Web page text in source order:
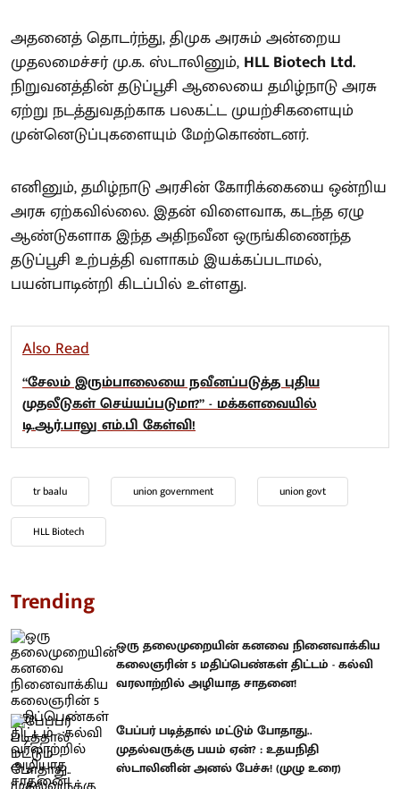
அதனைத் தொடர்ந்து, திமுக அரசும் அன்றைய
முதலமைச்சர் மு.க. ஸ்டாலினும், HLL Biotech Ltd.
நிறுவனத்தின் தடுப்பூசி ஆலையை தமிழ்நாடு அரசு
ஏற்று நடத்துவதற்காக பலகட்ட முயற்சிகளையும்
முன்னெடுப்புகளையும் மேற்கொண்டனர்.
எனினும், தமிழ்நாடு அரசின் கோரிக்கையை ஒன்றிய
அரசு ஏற்கவில்லை. இதன் விளைவாக, கடந்த ஏழு
ஆண்டுகளாக இந்த அதிநவீன ஒருங்கிணைந்த
தடுப்பூசி உற்பத்தி வளாகம் இயக்கப்படாமல்,
பயன்பாடின்றி கிடப்பில் உள்ளது.
Also Read
“சேலம் இரும்பாலையை நவீனப்படுத்த புதிய
முதலீடுகள் செய்யப்படுமா?” - மக்களவையில்
டி.ஆர்.பாலு எம்.பி கேள்வி!
tr baalu union government union govt
HLL Biotech
Trending
ஒரு தலைமுறையின் கனவை நினைவாக்கிய
கலைஞரின் 5 மதிப்பெண்கள் திட்டம் - கல்வி
வரலாற்றில் அழியாத சாதனை!
பேப்பர் படித்தால் மட்டும் போதாது..
முதல்வருக்கு பயம் ஏன்? : உதயநிதி
ஸ்டாலினின் அனல் பேச்சு! (முழு உரை)